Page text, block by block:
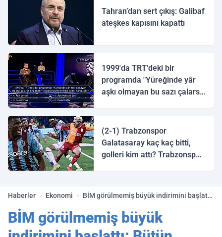
Tahran’dan sert çıkış: Galibaf
ateşkes kapısını kapattı
1999'da TRT'deki bir
programda "Yüreğinde yâr
aşkı olmayan bu sazı çalarsa
(2-1) Trabzonspor
Galatasaray kaç kaç bitti,
golleri kim attı? Trabzonspor
Haberler Ekonomi
BİM görülmemiş büyük indirimini başlattı:
TL'den satılacak.. Hızlı olan alır
BİM görülmemiş büyük